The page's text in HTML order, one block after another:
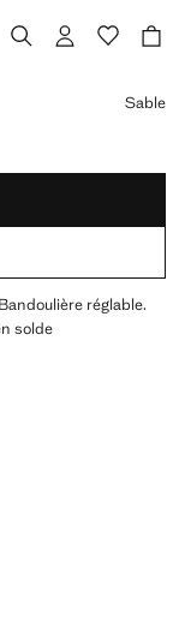
Sable
réglable.
solde